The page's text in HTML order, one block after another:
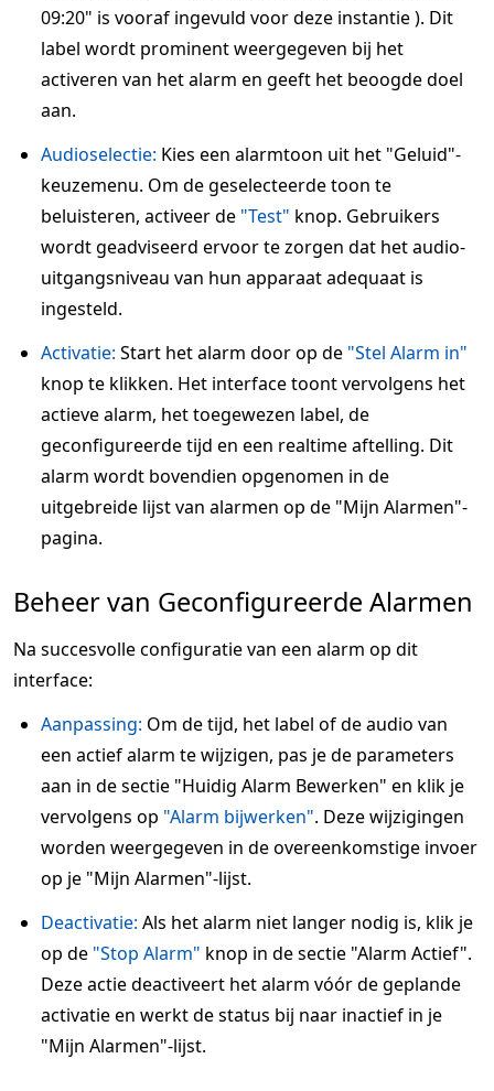
09:20" is vooraf ingevuld voor deze instantie ). Dit
label wordt prominent weergegeven bij het
activeren van het alarm en geeft het beoogde doel
aan.
Audioselectie: Kies een alarmtoon uit het "Geluid"-
keuzemenu. Om de geselecteerde toon te
beluisteren, activeer de "Test" knop. Gebruikers
wordt geadviseerd ervoor te zorgen dat het audio-
uitgangsniveau van hun apparaat adequaat is
ingesteld.
Activatie: Start het alarm door op de "Stel Alarm in"
knop te klikken. Het interface toont vervolgens het
actieve alarm, het toegewezen label, de
geconfigureerde tijd en een realtime aftelling. Dit
alarm wordt bovendien opgenomen in de
uitgebreide lijst van alarmen op de "Mijn Alarmen"-
pagina.
Beheer van Geconfigureerde Alarmen
Na succesvolle configuratie van een alarm op dit
interface:
Aanpassing: Om de tijd, het label of de audio van
een actief alarm te wijzigen, pas je de parameters
aan in de sectie "Huidig Alarm Bewerken" en klik je
vervolgens op "Alarm bijwerken". Deze wijzigingen
worden weergegeven in de overeenkomstige invoer
op je "Mijn Alarmen"-lijst.
Deactivatie: Als het alarm niet langer nodig is, klik je
op de "Stop Alarm" knop in de sectie "Alarm Actief".
Deze actie deactiveert het alarm vóór de geplande
activatie en werkt de status bij naar inactief in je
"Mijn Alarmen"-lijst.